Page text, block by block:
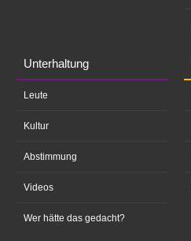
Unterhaltung
Leute
Kultur
Abstimmung
Videos
Wer hätte das gedacht?